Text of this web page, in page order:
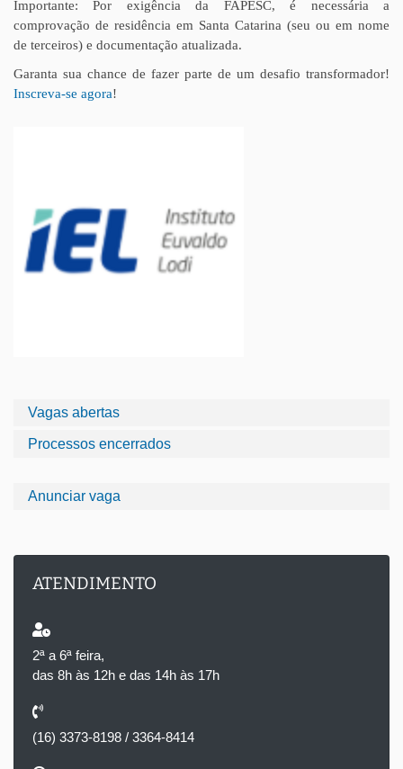
Vagas abertas
Processos encerrados
Anunciar vaga
ATENDIMENTO
2ª a 6ª feira,
das 8h às 12h e das 14h às 17h
(16) 3373-8198 / 3364-8414
Importante: Por exigência da FAPESC, é necessária a
comprovação de residência em Santa Catarina (seu ou em nome
de terceiros) e documentação atualizada.
Garanta sua chance de fazer parte de um desafio transformador!
Inscreva-se agora!